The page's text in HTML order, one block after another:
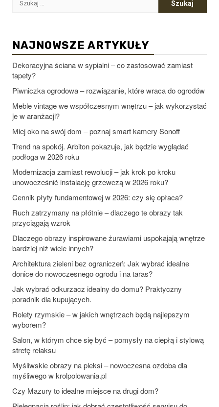
NAJNOWSZE ARTYKUŁY
Dekoracyjna ściana w sypialni – co zastosować zamiast
tapety?
Piwniczka ogrodowa – rozwiązanie, które wraca do ogrodów
Meble vintage we współczesnym wnętrzu – jak wykorzystać
je w aranżacji?
Miej oko na swój dom – poznaj smart kamery Sonoff
Trend na spokój. Arbiton pokazuje, jak będzie wyglądać
podłoga w 2026 roku
Modernizacja zamiast rewolucji – jak krok po kroku
unowocześnić instalację grzewczą w 2026 roku?
Cennik płyty fundamentowej w 2026: czy się opłaca?
Ruch zatrzymany na płótnie – dlaczego te obrazy tak
przyciągają wzrok
Dlaczego obrazy inspirowane żurawiami uspokajają wnętrze
bardziej niż wiele innych?
Architektura zieleni bez ograniczeń: Jak wybrać idealne
donice do nowoczesnego ogrodu i na taras?
Jak wybrać odkurzacz idealny do domu? Praktyczny
poradnik dla kupujących.
Rolety rzymskie – w jakich wnętrzach będą najlepszym
wyborem?
Salon, w którym chce się być – pomysły na ciepłą i stylową
strefę relaksu
Myśliwskie obrazy na pleksi – nowoczesna ozdoba dla
myśliwego w krolpolowania.pl
Czy Mazury to idealne miejsce na drugi dom?